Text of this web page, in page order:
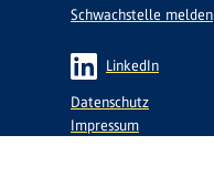
Schwachstelle melden
LinkedIn
Datenschutz
Impressum